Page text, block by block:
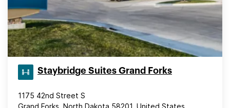
Staybridge Suites Grand Forks
1175 42nd Street S
Grand Forks, North Dakota 58201, United States